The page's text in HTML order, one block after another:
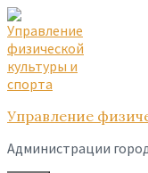
Skip
to
content
Skip
to
main
navigation
Skip
to
footer
Управление
Администрации